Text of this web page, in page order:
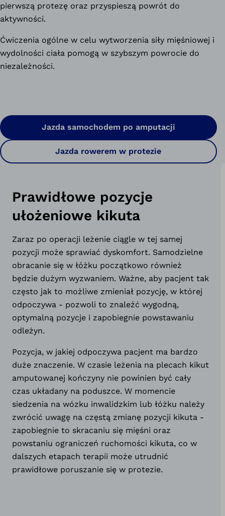
pierwszą protezę oraz przyspieszą powrót do
aktywności.
Ćwiczenia ogólne w celu wytworzenia siły mięśniowej i
wydolności ciała pomogą w szybszym powrocie do
niezależności.
Jazda samochodem po amputacji
Jazda rowerem w protezie
Prawidłowe pozycje
ułożeniowe kikuta
Zaraz po operacji leżenie ciągle w tej samej
pozycji może sprawiać dyskomfort. Samodzielne
obracanie się w łóżku początkowo również
będzie dużym wyzwaniem. Ważne, aby pacjent tak
często jak to możliwe zmieniał pozycję, w której
odpoczywa - pozwoli to znaleźć wygodną,
optymalną pozycje i zapobiegnie powstawaniu
odleżyn.
Pozycja, w jakiej odpoczywa pacjent ma bardzo
duże znaczenie. W czasie leżenia na plecach kikut
amputowanej kończyny nie powinien być cały
czas układany na poduszce. W momencie
siedzenia na wózku inwalidzkim lub łóżku należy
zwrócić uwagę na częstą zmianę pozycji kikuta -
zapobiegnie to skracaniu się mięśni oraz
powstaniu ograniczeń ruchomości kikuta, co w
dalszych etapach terapii może utrudnić
prawidłowe poruszanie się w protezie.